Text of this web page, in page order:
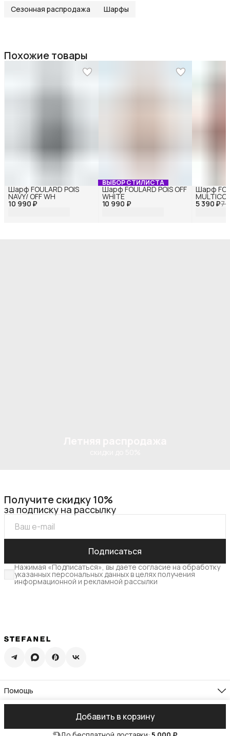
Добавить в корзину
Сезонная распродажа Шарфы
Похожие товары
10 990 ₽
Шарф FOULARD POIS
NAVY/ OFF WH
ВЫБОР СТИЛИСТА
10 990 ₽
Шарф FOULARD POIS OFF
WHITE
5 390 ₽7
Шарф
Получите скидку 10%
за подписку на рассылку
Подписаться
Нажимая «Подписаться», вы даете согласие на обработку
указанных персональных данных в целях получения
информационной и рекламной рассылки
Помощь
Доставка
Подарочная карта